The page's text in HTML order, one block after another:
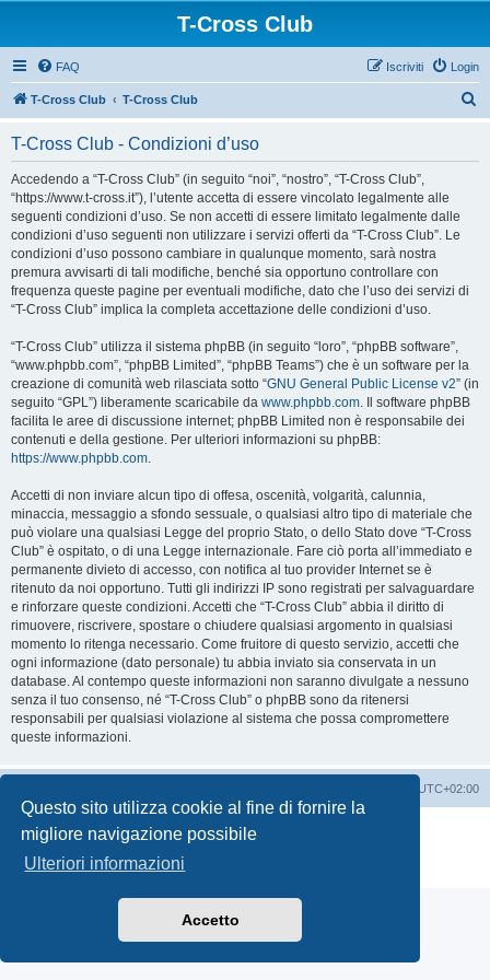
Questo sito utilizza cookie al fine di fornire la
migliore navigazione possibile
Ulteriori informazioni
Accetto
T-Cross Club
FAQ Login
Iscriviti
T-Cross Club T-Cross Club
T-Cross Club - Condizioni d’uso
Accedendo a “T-Cross Club” (in seguito “noi”, “nostro”, “T-Cross Club”,
“https://www.t-cross.it”), l’utente accetta di essere vincolato legalmente alle
seguenti condizioni d’uso. Se non accetti di essere limitato legalmente dalle
condizioni d’uso seguenti non utilizzare i servizi offerti da “T-Cross Club”. Le
condizioni d’uso possono cambiare in qualunque momento, sarà nostra
premura avvisarti di tali modifiche, benché sia opportuno controllare con
frequenza queste pagine per eventuali modifiche, dato che l’uso dei servizi di
“T-Cross Club” implica la completa accettazione delle condizioni d’uso.
“T-Cross Club” utilizza il sistema phpBB (in seguito “loro”, “phpBB software”,
“www.phpbb.com”, “phpBB Limited”, “phpBB Teams”) che è un software per la
creazione di comunità web rilasciata sotto “GNU General Public License v2” (in
seguito “GPL”) liberamente scaricabile da www.phpbb.com. Il software phpBB
facilita le aree di discussione internet; phpBB Limited non è responsabile dei
contenuti e della gestione. Per ulteriori informazioni su phpBB:
https://www.phpbb.com.
Accetti di non inviare alcun tipo di offesa, oscenità, volgarità, calunnia,
minaccia, messaggio a sfondo sessuale, o qualsiasi altro tipo di materiale che
può violare una qualsiasi Legge del proprio Stato, o dello Stato dove “T-Cross
Club” è ospitato, o di una Legge internazionale. Fare ciò porta all’immediato e
permanente divieto di accesso, con notifica al tuo provider Internet se è
ritenuto da noi opportuno. Tutti gli indirizzi IP sono registrati per salvaguardare
e rinforzare queste condizioni. Accetti che “T-Cross Club” abbia il diritto di
rimuovere, riscrivere, spostare o chiudere qualsiasi argomento in qualsiasi
momento lo ritenga necessario. Come fruitore di questo servizio, accetti che
ogni informazione (dato personale) tu abbia inviato sia conservata in un
database. Al contempo queste informazioni non saranno divulgate a nessuno
senza il tuo consenso, né “T-Cross Club” o phpBB sono da ritenersi
responsabili per qualsiasi violazione al sistema che possa compromettere
queste informazioni.
UTC+02:00
Creato da
® Forum Software © phpBB Limited
Traduzione Italiana